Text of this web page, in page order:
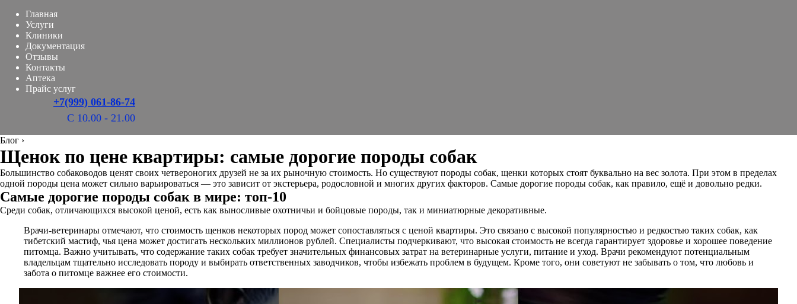
Главная
Услуги
Клиники
Документация
Отзывы
Контакты
Аптека
Прайс услуг
+7(999) 061-86-74
С 10.00 - 21.00
Блог ›
Щенок по цене квартиры: самые дорогие породы собак
Большинство собаководов ценят своих четвероногих друзей не за их рыночную стоимость. Но существуют породы собак, щенки которых стоят буквально на вес золота. При этом в пределах
одной породы цена может сильно варьироваться — это зависит от экстерьера, родословной и многих других факторов. Самые дорогие породы собак, как правило, ещё и довольно редки.
Самые дорогие породы собак в мире: топ-10
Среди собак, отличающихся высокой ценой, есть как выносливые охотничьи и бойцовые породы, так и миниатюрные декоративные.
Врачи-ветеринары отмечают, что стоимость щенков некоторых пород может сопоставляться с ценой квартиры. Это связано с высокой популярностью и редкостью таких собак, как
тибетский мастиф, чья цена может достигать нескольких миллионов рублей. Специалисты подчеркивают, что высокая стоимость не всегда гарантирует здоровье и хорошее поведение
питомца. Важно учитывать, что содержание таких собак требует значительных финансовых затрат на ветеринарные услуги, питание и уход. Врачи рекомендуют потенциальным
владельцам тщательно исследовать породу и выбирать ответственных заводчиков, чтобы избежать проблем в будущем. Кроме того, они советуют не забывать о том, что любовь и
забота о питомце важнее его стоимости.